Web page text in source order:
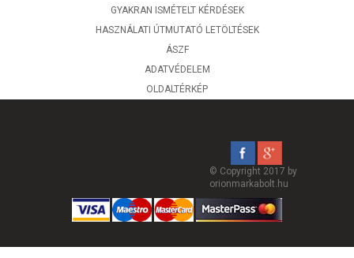
GYAKRAN ISMÉTELT KÉRDÉSEK
HASZNÁLATI ÚTMUTATÓ LETÖLTÉSEK
ÁSZF
ADATVÉDELEM
OLDALTÉRKÉP
© Copyright 2017 by
orionmarkabolt.hu